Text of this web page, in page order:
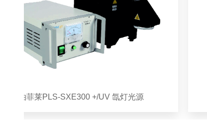
菲莱PLS-SXE300 +/UV 氙灯光源 中